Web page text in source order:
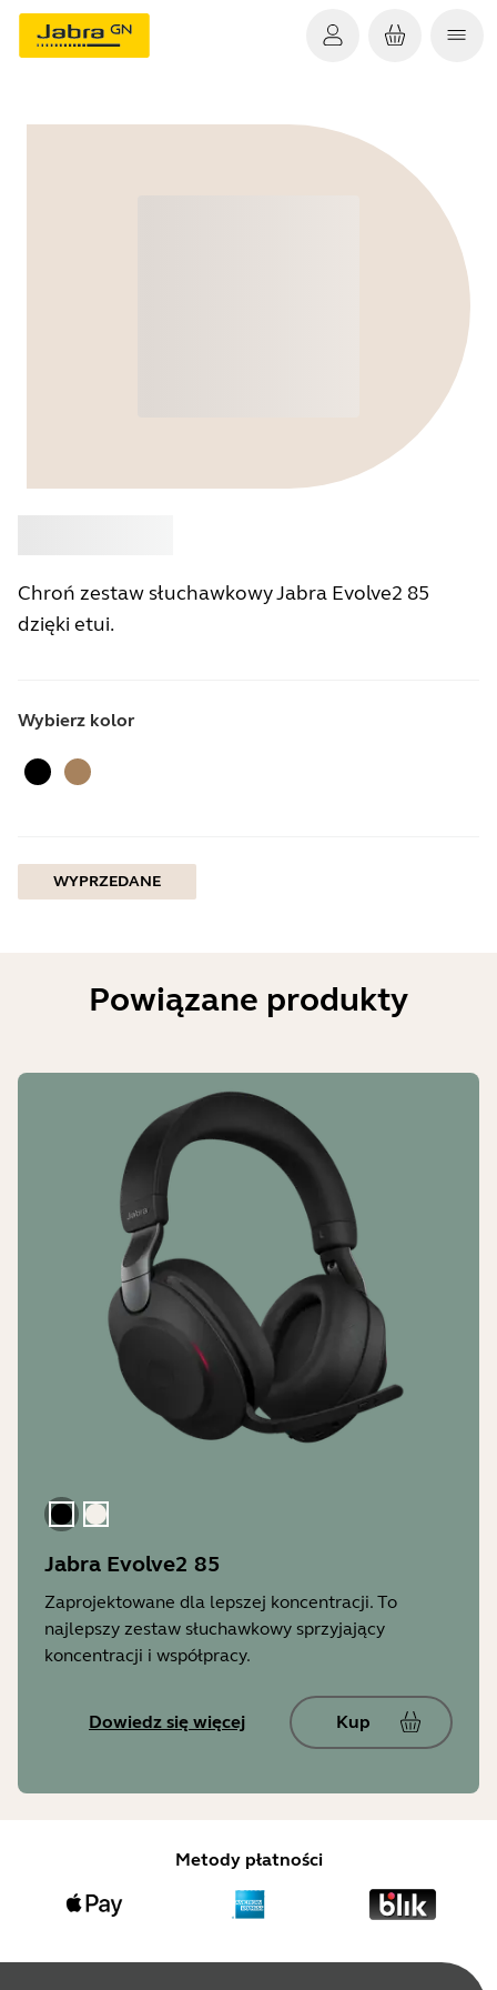
Chroń zestaw słuchawkowy Jabra Evolve2 85
dzięki etui.
Wybierz kolor
CzarnyZłoty Beżowy
WYPRZEDANE
Powiązane produkty
CzarnyZłoty Beżowy
Jabra Evolve2 85
Zaprojektowane dla lepszej koncentracji. To
najlepszy zestaw słuchawkowy sprzyjający
koncentracji i współpracy.
Dowiedz się więcej Kup
Metody płatności